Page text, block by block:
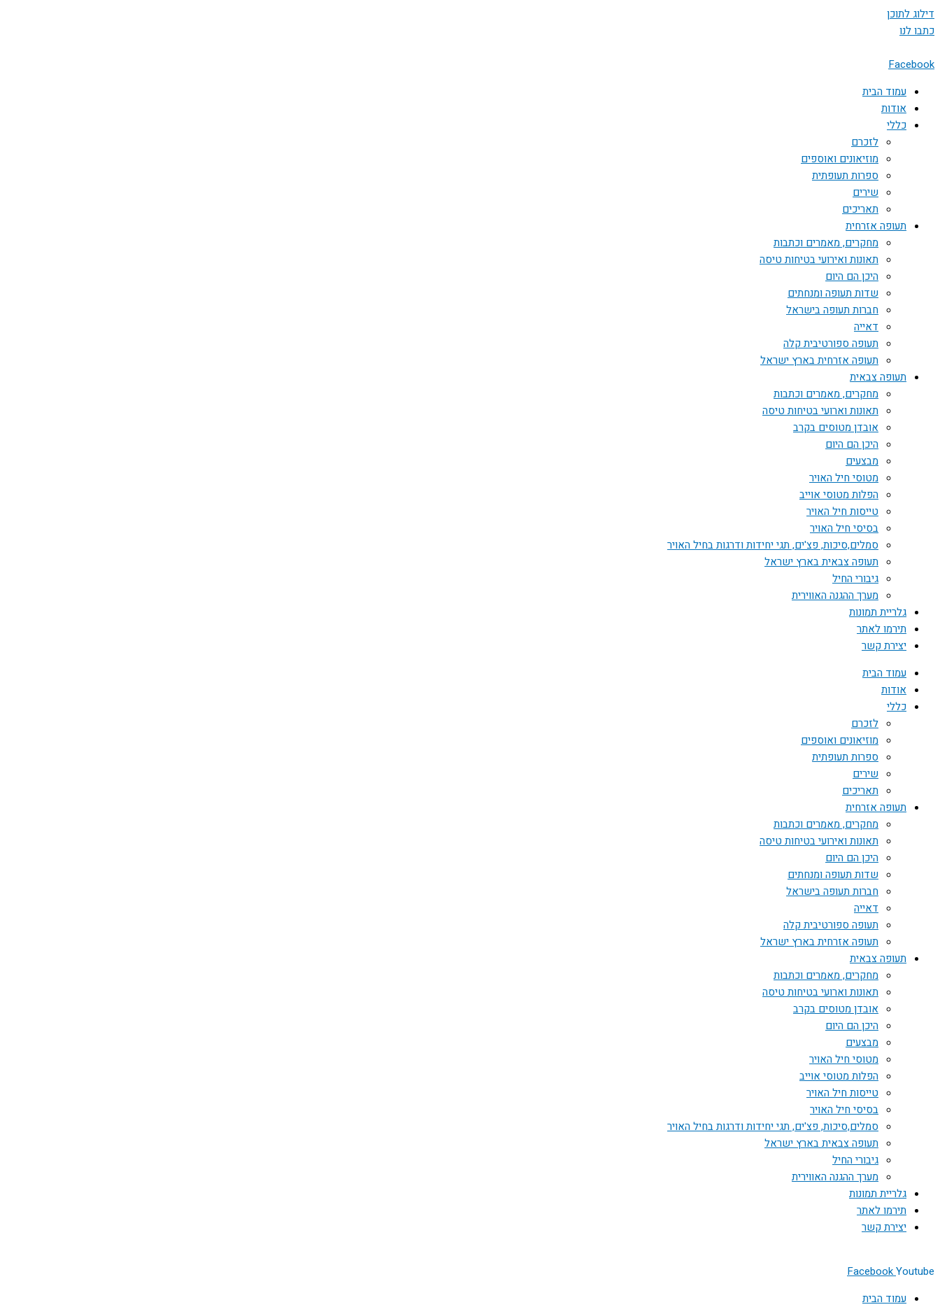
דילוג לתוכן
כתבו לנו
Facebook
עמוד הבית
אודות
כללי
לזכרם
מוזיאונים ואוספים
ספרות תעופתית
שירים
תאריכים
תעופה אזרחית
מחקרים, מאמרים וכתבות
תאונות ואירועי בטיחות טיסה
היכן הם היום
שדות תעופה ומנחתים
חברות תעופה בישראל
דאייה
תעופה ספורטיבית קלה
תעופה אזרחית בארץ ישראל
תעופה צבאית
מחקרים, מאמרים וכתבות
תאונות וארועי בטיחות טיסה
אובדן מטוסים בקרב
היכן הם היום
מבצעים
מטוסי חיל האויר
הפלות מטוסי אוייב
טייסות חיל האויר
בסיסי חיל האויר
סמלים,סיכות, פצ'ים, תגי יחידות ודרגות בחיל האויר
תעופה צבאית בארץ ישראל
גיבורי החיל
מערך ההגנה האווירית
גלריית תמונות
תירמו לאתר
יצירת קשר
עמוד הבית
אודות
כללי
לזכרם
מוזיאונים ואוספים
ספרות תעופתית
שירים
תאריכים
תעופה אזרחית
מחקרים, מאמרים וכתבות
תאונות ואירועי בטיחות טיסה
היכן הם היום
שדות תעופה ומנחתים
חברות תעופה בישראל
דאייה
תעופה ספורטיבית קלה
תעופה אזרחית בארץ ישראל
תעופה צבאית
מחקרים, מאמרים וכתבות
תאונות וארועי בטיחות טיסה
אובדן מטוסים בקרב
היכן הם היום
מבצעים
מטוסי חיל האויר
הפלות מטוסי אוייב
טייסות חיל האויר
בסיסי חיל האויר
סמלים,סיכות, פצ'ים, תגי יחידות ודרגות בחיל האויר
תעופה צבאית בארץ ישראל
גיבורי החיל
מערך ההגנה האווירית
גלריית תמונות
תירמו לאתר
יצירת קשר
FacebookYoutube
עמוד הבית